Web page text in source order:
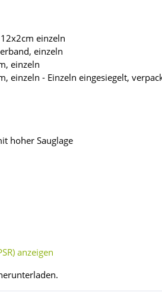
einzeln
einzeln
einzeln
einzeln - Einzeln eingesiegelt,
hoher Sauglage
anzeigen